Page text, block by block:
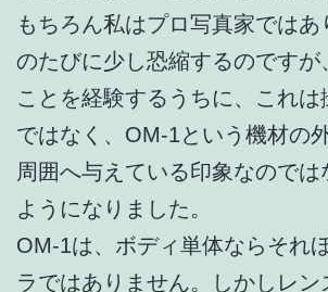
もちろん私はプロ写真家ではあ
のたびに少し恐縮するのですが
ことを経験するうちに、これは
ではなく、OM-1という機材の
周囲へ与えている印象なのでは
ようになりました。
OM-1は、ボディ単体ならそれ
ラではありません。しかしレン